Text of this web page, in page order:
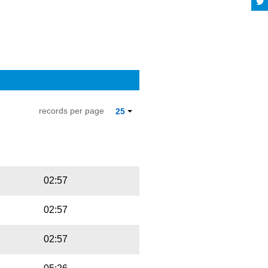
25
records per page
02:57
02:57
02:57